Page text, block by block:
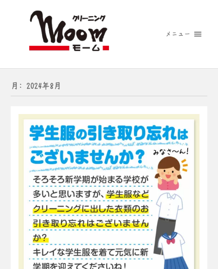
メニュー
月: 2024年8月